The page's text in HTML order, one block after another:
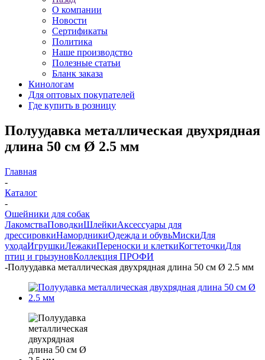
О компании
Новости
Сертификаты
Политика
Наше производство
Полезные статьи
Бланк заказа
Кинологам
Для оптовых покупателей
Где купить в розницу
Полуудавка металлическая двухрядная
длина 50 см Ø 2.5 мм
Главная
-
Каталог
-
Ошейники для собак
ЛакомстваПоводкиШлейкиАксессуары для
дрессировкиНамордникиОдежда и обувьМискиДля
уходаИгрушкиЛежакиПереноски и клеткиКогтеточкиДля
птиц и грызуновКоллекция ПРОФИ
-Полуудавка металлическая двухрядная длина 50 см Ø 2.5 мм